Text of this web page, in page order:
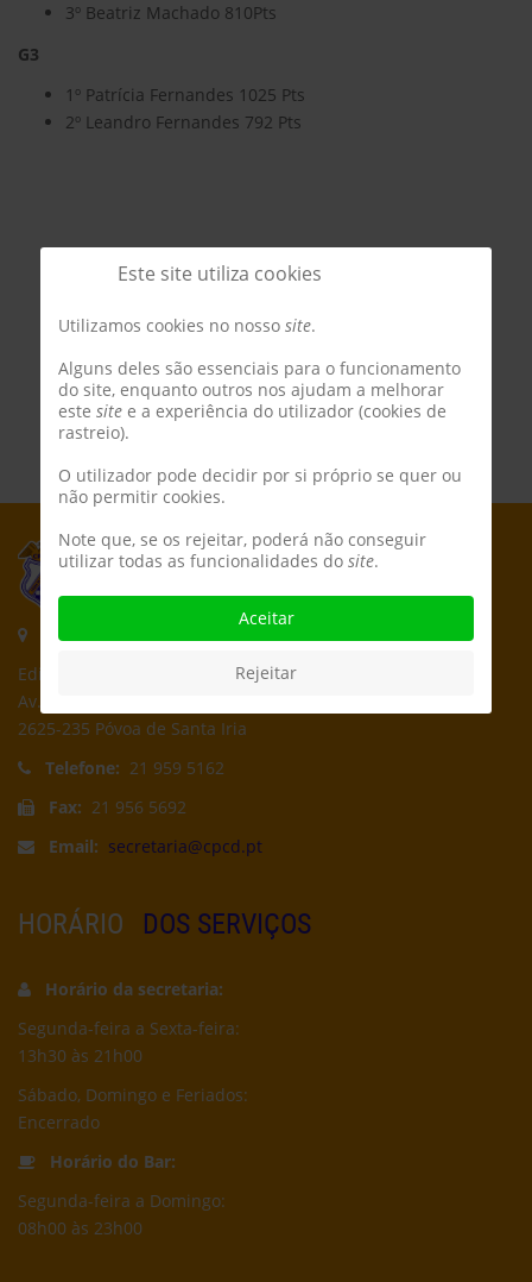
3º Beatriz Machado 810Pts
G3
1º Patrícia Fernandes 1025 Pts
2º Leandro Fernandes 792 Pts
Morada:
Edifício CPCD
Av. Póvoa de Dom Martinho
2625-235 Póvoa de Santa Iria
Telefone: 21 959 5162
Fax: 21 956 5692
Email: secretaria@cpcd.pt
HORÁRIO DOS SERVIÇOS
Horário da secretaria:
Segunda-feira a Sexta-feira:
13h30 às 21h00
Sábado, Domingo e Feriados:
Encerrado
Horário do Bar:
Segunda-feira a Domingo:
08h00 às 23h00
Este site utiliza cookies
Utilizamos cookies no nosso site.
Alguns deles são essenciais para o funcionamento
do site, enquanto outros nos ajudam a melhorar
este site e a experiência do utilizador (cookies de
rastreio).
O utilizador pode decidir por si próprio se quer ou
não permitir cookies.
Note que, se os rejeitar, poderá não conseguir
utilizar todas as funcionalidades do site.
Aceitar
Rejeitar